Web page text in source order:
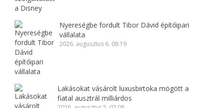
Nyereségbe fordult Tibor Dávid építőipari
vállalata
2026. augusztus 6. 08:19
Lakásokat vásárolt luxusbirtoka mögött a
fiatal ausztrál milliárdos